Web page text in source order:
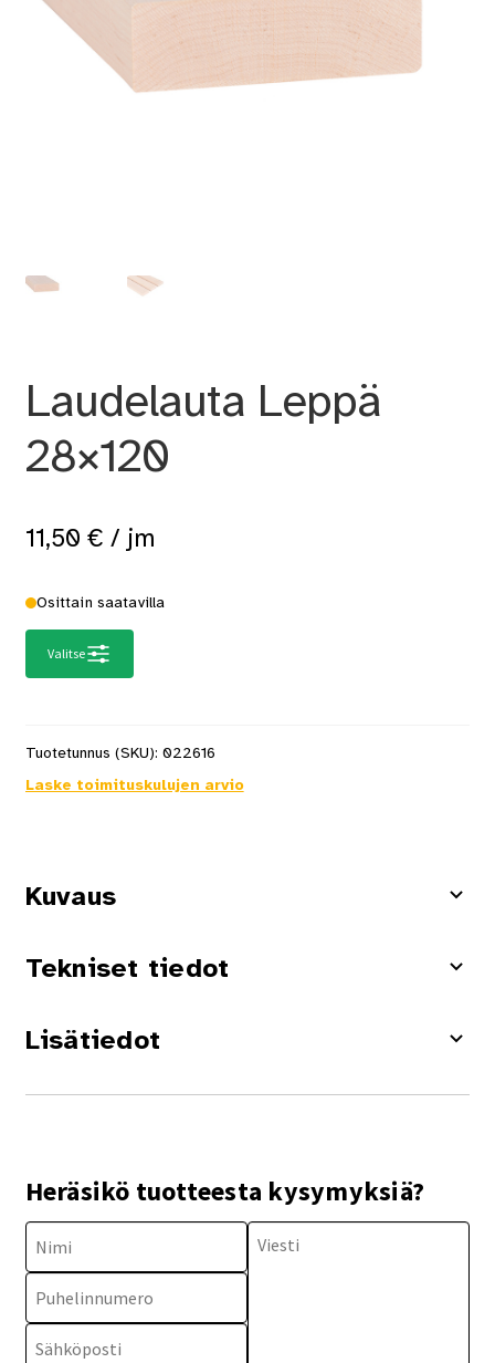
Laudelauta Leppä
28×120
11,50 € / jm
Osittain saatavilla
Valitse
Tuotetunnus (SKU): 022616
Laske toimituskulujen arvio
Kuvaus
Tekniset tiedot
Lisätiedot
Heräsikö tuotteesta kysymyksiä?